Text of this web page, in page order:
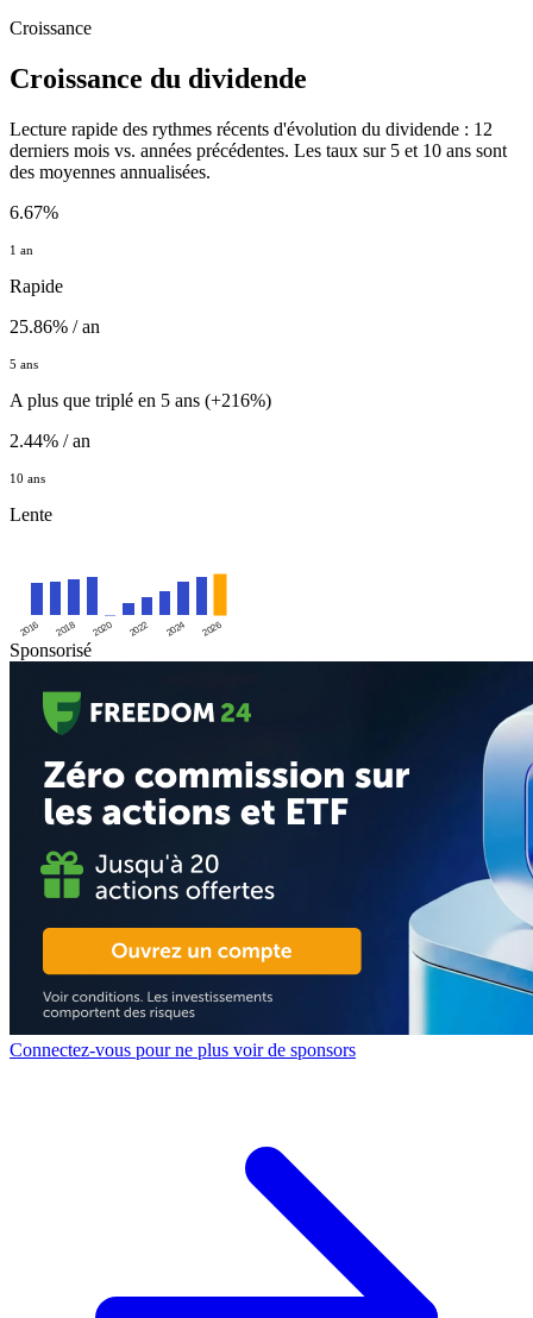
Croissance
Croissance du dividende
Lecture rapide des rythmes récents d'évolution du dividende : 12
derniers mois vs. années précédentes. Les taux sur 5 et 10 ans sont
des moyennes annualisées.
6.67%
1 an
Rapide
25.86% / an
5 ans
A plus que triplé en 5 ans (+216%)
2.44% / an
10 ans
Lente
2016 2018 2020 2022 2024 2026
Sponsorisé
Connectez-vous pour ne plus voir de sponsors